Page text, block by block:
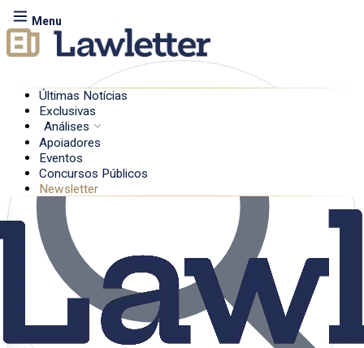
Menu
Últimas Notícias
Exclusivas
Análises
Apoiadores
Eventos
Concursos Públicos
Newsletter